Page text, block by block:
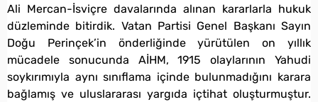
Ali Mercan-İsviçre davalarında alınan kararlarla hukuk
düzleminde bitirdik. Vatan Partisi Genel Başkanı Sayın
Doğu Perinçek’in önderliğinde yürütülen on yıllık
mücadele sonucunda AİHM, 1915 olaylarının Yahudi
soykırımıyla aynı sınıflama içinde bulunmadığını karara
bağlamış ve uluslararası yargıda içtihat oluşturmuştur.